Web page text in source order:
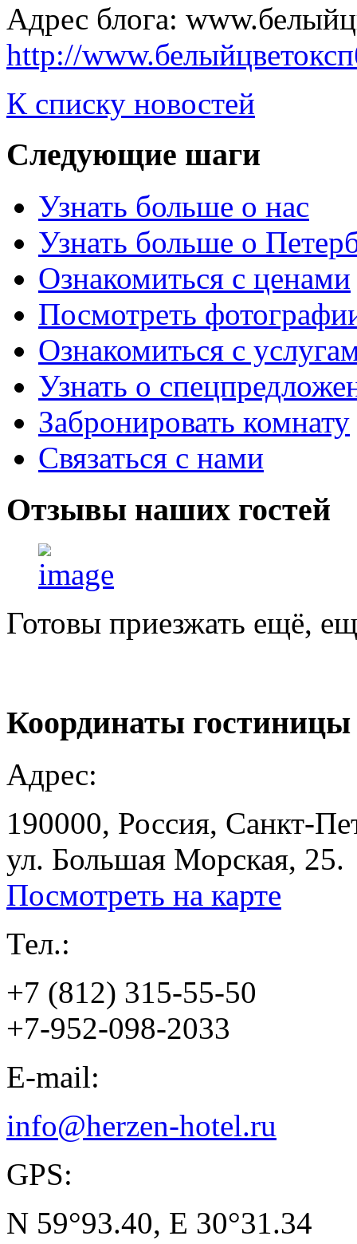
Адрес блога:
http://
К списку новостей
Следующие шаги
Узнать больше о нас
Узнать больше о
Ознакомиться с ценами
Посмотреть
Ознакомиться с
Узнать о
Забронировать комнату
Связаться с нами
Отзывы наших гостей
Готовы приезжать ещё,
Координаты гостиницы
Адрес:
190000, Россия, Санкт-
ул. Большая Морская, 25.
Посмотреть на карте
Тел.:
+7 (812) 315-55-50
+7-952-098-2033
E-mail:
info@herzen-hotel.ru
GPS:
N 59°93.40, E 30°31.34